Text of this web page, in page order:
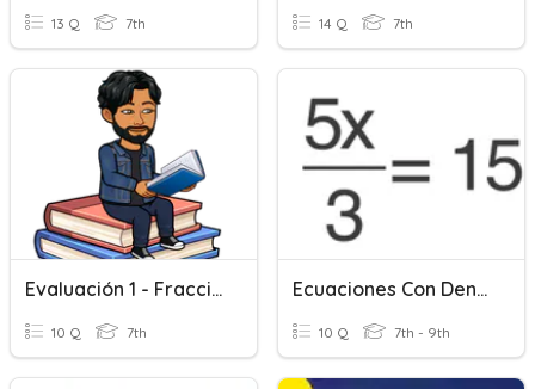
13 Q 7th 14 Q 7th
Evaluación 1 - Fracciones Y Números Decimales (priorización)
10 Q 7th
Ecuaciones Con Denominador
10 Q 7th - 9th